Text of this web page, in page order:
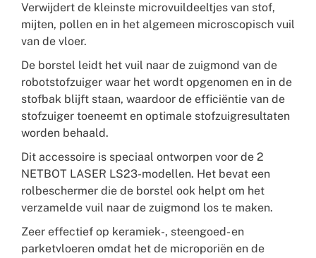
Verwijdert de kleinste microvuildeeltjes van stof,
mijten, pollen en in het algemeen microscopisch vuil
van de vloer.
De borstel leidt het vuil naar de zuigmond van de
robotstofzuiger waar het wordt opgenomen en in de
stofbak blijft staan, waardoor de efficiëntie van de
stofzuiger toeneemt en optimale stofzuigresultaten
worden behaald.
Dit accessoire is speciaal ontworpen voor de 2
NETBOT LASER LS23-modellen. Het bevat een
rolbeschermer die de borstel ook helpt om het
verzamelde vuil naar de zuigmond los te maken.
Zeer effectief op keramiek-, steengoed- en
parketvloeren omdat het de microporiën en de